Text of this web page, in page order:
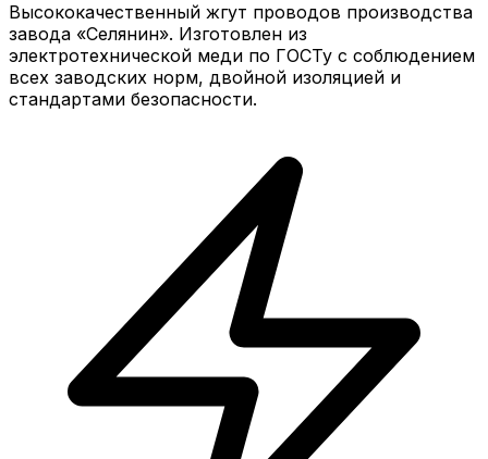
Высококачественный жгут проводов производства
завода «Селянин». Изготовлен из
электротехнической меди по ГОСТу с соблюдением
всех заводских норм, двойной изоляцией и
стандартами безопасности.